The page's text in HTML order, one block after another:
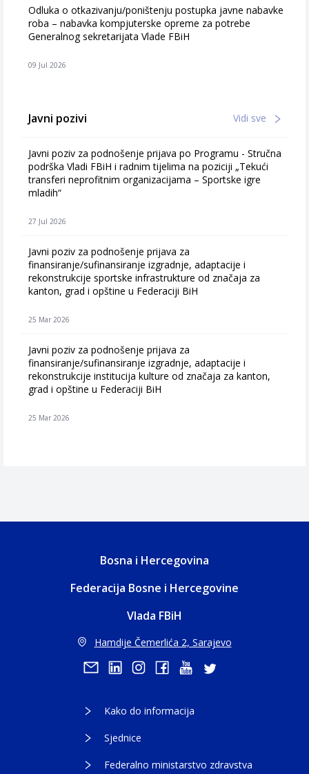
Odluka o otkazivanju/poništenju postupka javne nabavke
roba – nabavka kompjuterske opreme za potrebe
Generalnog sekretarijata Vlade FBiH
09 Jul 2026
Javni pozivi Vidi sve
Javni poziv za podnošenje prijava po Programu - Stručna
podrška Vladi FBiH i radnim tijelima na poziciji „Tekući
transferi neprofitnim organizacijama – Sportske igre
mladih“
27 Jul 2026
Javni poziv za podnošenje prijava za
finansiranje/sufinansiranje izgradnje, adaptacije i
rekonstrukcije sportske infrastrukture od značaja za
kanton, grad i opštine u Federaciji BiH
25 Mar 2026
Javni poziv za podnošenje prijava za
finansiranje/sufinansiranje izgradnje, adaptacije i
rekonstrukcije institucija kulture od značaja za kanton,
grad i opštine u Federaciji BiH
25 Mar 2026
Bosna i Hercegovina
Federacija Bosne i Hercegovine
Vlada FBiH
Hamdije Čemerlića 2, Sarajevo
Kako do informacija
Sjednice
Federalno ministarstvo zdravstva